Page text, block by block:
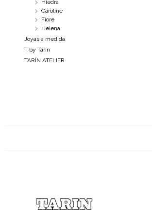
Hiedra
Caroline
Fiore
Helena
Joyas a medida
T by Tarín
TARÍN ATELIER